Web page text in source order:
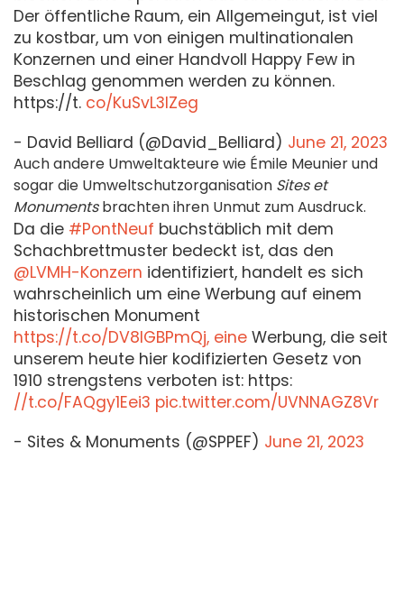
Der öffentliche Raum, ein Allgemeingut, ist viel
zu kostbar, um von einigen multinationalen
Konzernen und einer Handvoll Happy Few in
Beschlag genommen werden zu können.
https://t. co/KuSvL3IZeg
- David Belliard (@David_Belliard) June 21, 2023
Auch andere Umweltakteure wie Émile Meunier und
sogar die Umweltschutzorganisation Sites et
Monumentsbrachten ihren Unmut zum Ausdruck.
Da die #PontNeuf buchstäblich mit dem
Schachbrettmuster bedeckt ist, das den
@LVMH-Konzern identifiziert, handelt es sich
wahrscheinlich um eine Werbung auf einem
historischen Monument
https://t.co/DV8IGBPmQj, eine Werbung, die seit
unserem heute hier kodifizierten Gesetz von
1910 strengstens verboten ist: https:
//t.co/FAQgy1Eei3 pic.twitter.com/UVNNAGZ8Vr
- Sites & Monuments (@SPPEF) June 21, 2023